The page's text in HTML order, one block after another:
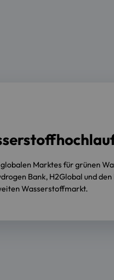
Marktes für grünen
Bank, H2Global und
Wasserstoffmarkt.